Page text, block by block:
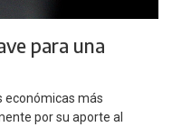
para una
económicas más
por su aporte al